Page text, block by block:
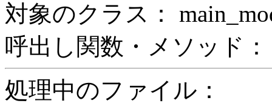
対象のクラス：
呼出し関数・メソッド：
処理中のファイル：